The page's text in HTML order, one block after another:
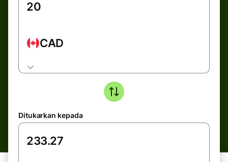
CAD
Ditukarkan kepada